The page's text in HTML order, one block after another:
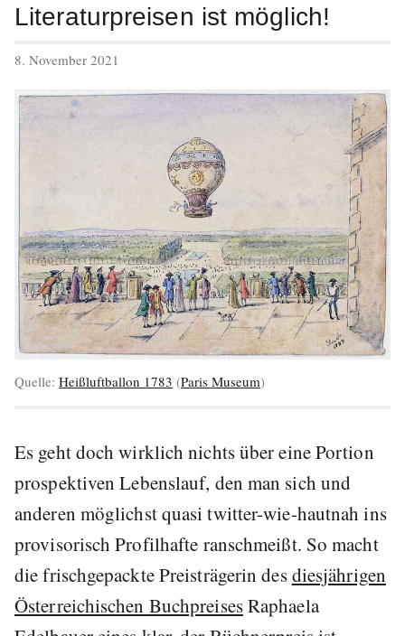
Münchner
Ausgabe“
Literaturpreisen ist möglich!
veröffentlicht
8. November 2021
Quelle: Heißluftballon 1783 (Paris Museum)
Es geht doch wirklich nichts über eine Portion
prospektiven Lebenslauf, den man sich und
anderen möglichst quasi twitter-wie-hautnah ins
provisorisch Profilhafte ranschmeißt. So macht
die frischgepackte Preisträgerin desdiesjährigen
Österreichischen BuchpreisesRaphaela